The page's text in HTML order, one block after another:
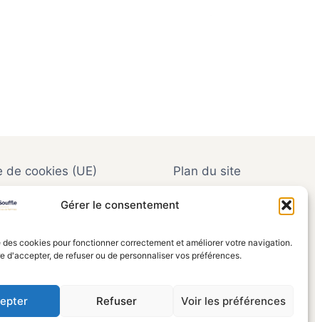
Gérer le consentement
des cookies pour fonctionner correctement et améliorer votre navigation.
d'accepter, de refuser ou de personnaliser vos préférences.
Refuser Voir les préférences
de cookies (UE) Plan du site
231 00021
et contenus présents ici sont entièrement
respectives. Facebook, Google, YouTube